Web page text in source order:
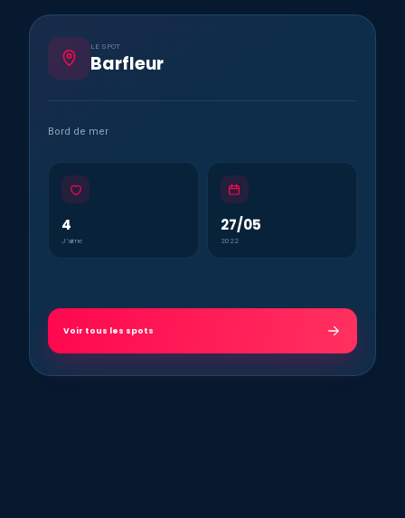
LE SPOT
Barfleur
Bord de mer
4
J’aime
27/05
2022
Voir tous les spots